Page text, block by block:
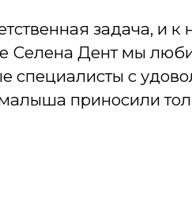
задача, и
Селена Дент мы
с
приносили